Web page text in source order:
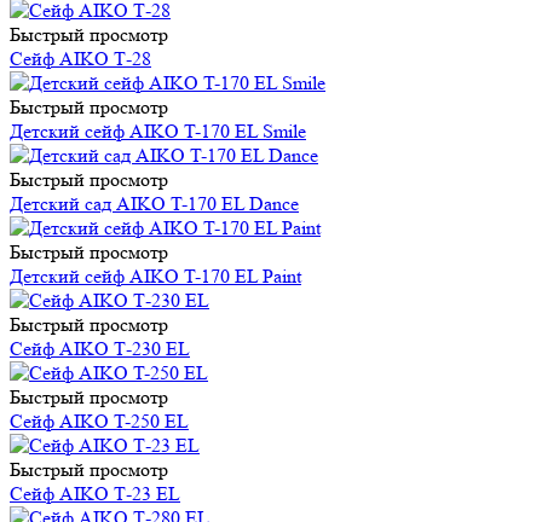
Быстрый просмотр
Сейф AIKO Т-28
Быстрый просмотр
Детский сейф AIKO T-170 EL Smile
Быстрый просмотр
Детский сад AIKO T-170 EL Dance
Быстрый просмотр
Детский сейф AIKO T-170 EL Paint
Быстрый просмотр
Сейф AIKO Т-230 EL
Быстрый просмотр
Сейф AIKO T-250 EL
Быстрый просмотр
Сейф AIKO Т-23 EL